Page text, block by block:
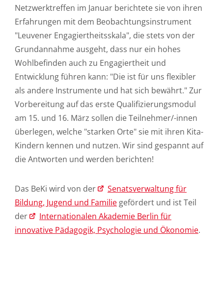
Netzwerktreffen im Januar berichtete sie von ihren
Erfahrungen mit dem Beobachtungsinstrument
"Leuvener Engagiertheitsskala", die stets von der
Grundannahme ausgeht, dass nur ein hohes
Wohlbefinden auch zu Engagiertheit und
Entwicklung führen kann: "Die ist für uns flexibler
als andere Instrumente und hat sich bewährt." Zur
Vorbereitung auf das erste Qualifizierungsmodul
am 15. und 16. März sollen die Teilnehmer/-innen
überlegen, welche "starken Orte" sie mit ihren Kita-
Kindern kennen und nutzen. Wir sind gespannt auf
die Antworten und werden berichten!
Das BeKi wird von der
Senatsverwaltung für
Bildung, Jugend und Familie gefördert und ist Teil
der
Internationalen Akademie Berlin für
innovative Pädagogik, Psychologie und Ökonomie.